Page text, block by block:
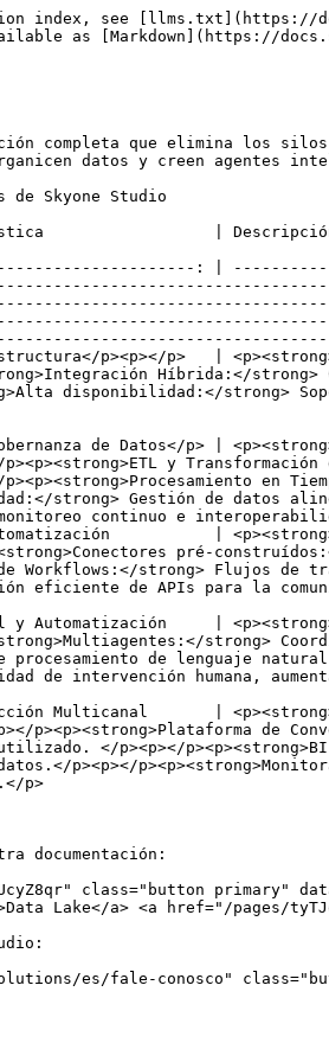
index, see [llms.txt](https://
as [Markdown](https://
completa que elimina los
datos y creen agentes
Skyone Studio
|
: |
p><p></p>   |
Híbrida:</
disponibilidad:</strong>
de Datos</p> |
p><p><strong>ETL y
en
strong> Gestión de datos
continuo e
|
pré-
de Workflows:</strong> Flujos
eficiente de APIs para la
|
strong>
procesamiento de lenguaje
de intervención humana,
Multicanal       |
p><p><strong>Plataforma de
</p><p></
p><p></
de IA.</p>
documentación:
class="button primary"
Lake</a> <a href="/pages/
es/fale-conosco"